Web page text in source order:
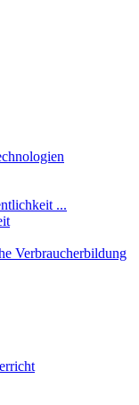
...
Verbraucherbildung